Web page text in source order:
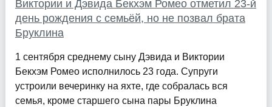
Виктории и Дэвида Бекхэм Ромео отметил 23-й
день рождения с семьёй, но не позвал брата
Бруклина
1 сентября среднему сыну Дэвида и Виктории
Бекхэм Ромео исполнилось 23 года. Супруги
устроили вечеринку на яхте, где собралась вся
семья, кроме старшего сына пары Бруклина